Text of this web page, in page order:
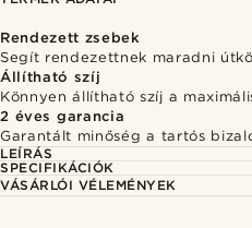
Rendezett zsebek
Segít rendezettnek maradni
Állítható szíj
Könnyen állítható szíj a
2 éves garancia
Garantált minőség a tartós
LEÍRÁS
SPECIFIKÁCIÓK
VÁSÁRLÓI VÉLEMÉNYEK